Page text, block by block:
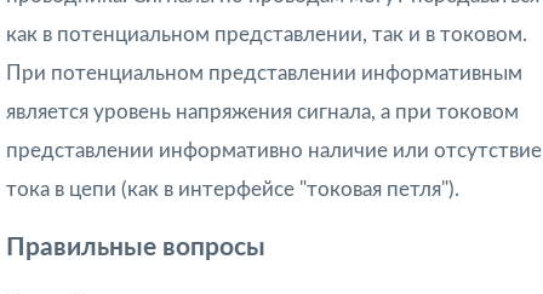
как в потенциальном представлении, так и в токовом.
При потенциальном представлении информативным
является уровень напряжения сигнала, а при токовом
представлении информативно наличие или отсутствие
тока в цепи (как в интерфейсе "токовая петля").
Правильные вопросы